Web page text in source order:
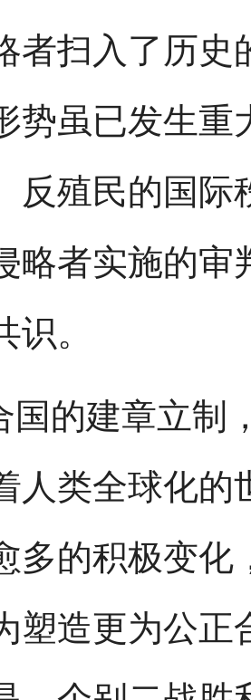
者扫入了历史
势虽已发生重
反殖民的国
略者实施的审
。
国的建章立制
人类全球化的
多的积极变
塑造更为公正